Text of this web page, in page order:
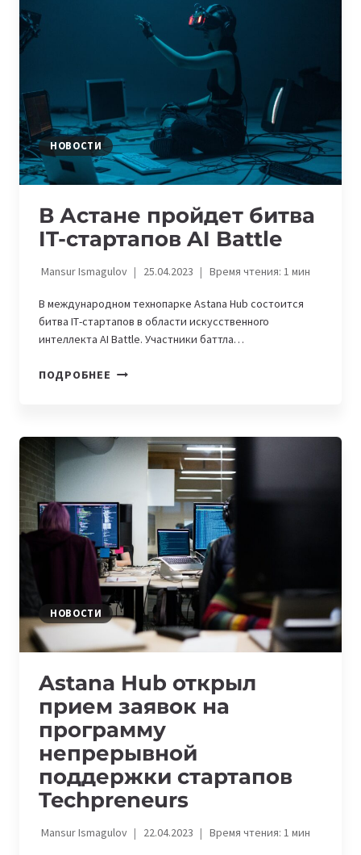
BATTLE
ІТ-
СТАРТАПОВ
В
СФЕРЕ
ИСКУССТВЕННОГО
ИНТЕЛЛЕКТА
НОВОСТИ
В Астане пройдет битва
IT-стартапов AI Battle
Mansur Ismagulov 25.04.2023 Время чтения: 1мин
В международном технопарке Astana Hub состоится
битва ІТ-стартапов в области искусственного
интеллекта AI Battle. Участники баттла…
ПОДРОБНЕЕ В
IT-
СТАРТАПОВ
BATTLE
НОВОСТИ
Astana Hub открыл
прием заявок на
программу
непрерывной
поддержки стартапов
Techpreneurs
Mansur Ismagulov 22.04.2023 Время чтения: 1мин